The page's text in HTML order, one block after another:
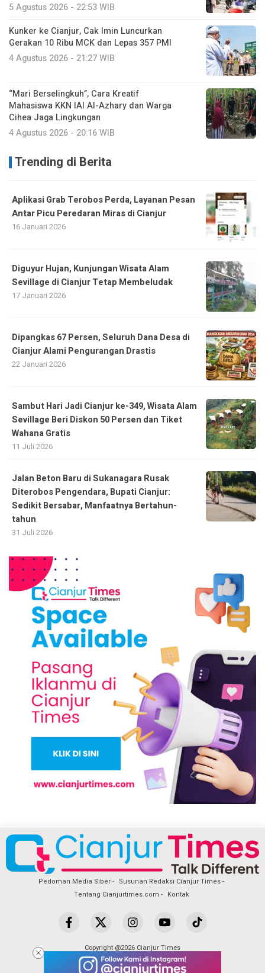
5 Agustus 2026 - 22:53 WIB
Kunker ke Cianjur, Cak Imin Luncurkan
Gerakan 10 Ribu MCK dan Lepas 357 PMI
4 Agustus 2026 - 21:27 WIB
“Mari Berselingkuh”, Cara Kreatif
Mahasiswa KKN IAI Al-Azhary dan Warga
Cihea Jaga Lingkungan
4 Agustus 2026 - 20:16 WIB
Trending di Berita
Aplikasi Grab Terobos Perda, Layanan Pesan
Antar Picu Peredaran Miras di Cianjur
16 Januari 2026
Diguyur Hujan, Kunjungan Wisata Alam
Sevillage di Cianjur Tetap Membeludak
17 Januari 2026
Dipangkas 67 Persen, Seluruh Dana Desa di
Cianjur Alami Pengurangan Drastis
22 Januari 2026
Sambut Hari Jadi Cianjur ke-349, Wisata Alam
Sevillage Beri Diskon 50 Persen dan Tiket
Wahana Gratis
11 Juli 2026
Jalan Beton Baru di Sukanagara Rusak
Diterobos Pengendara, Bupati Cianjur:
Sedikit Bersabar, Manfaatnya Bertahun-
tahun
31 Juli 2026
Pedoman Media Siber
Susunan Redaksi Cianjur Times
Tentang Cianjurtimes.com
Kontak
Copyright @2026 Cianjur Times
All Rights Reserved